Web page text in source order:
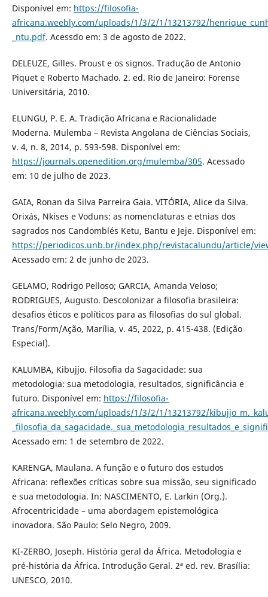
Disponível em: https://filosofia-
africana.weebly.com/uploads/1/3/2/1/13213792/
_ntu.pdf. Acessdo em: 3 de agosto de 2022.
DELEUZE, Gilles. Proust e os signos. Tradução de Antonio
Piquet e Roberto Machado. 2. ed. Rio de Janeiro: Forense
Universitária, 2010.
ELUNGU, P. E. A. Tradição Africana e Racionalidade
Moderna. Mulemba – Revista Angolana de Ciências Sociais,
v. 4, n. 8, 2014, p. 593-598. Disponível em:
https://journals.openedition.org/mulemba/305. Acessado
em: 10 de julho de 2023.
GAIA, Ronan da Silva Parreira Gaia. VITÓRIA, Alice da Silva.
Orixás, Nkises e Voduns: as nomenclaturas e etnias dos
sagrados nos Candomblés Ketu, Bantu e Jeje. Disponível em:
https://periodicos.unb.br/index.php/revistacalundu/article/
Acessado em: 2 de junho de 2023.
GELAMO, Rodrigo Pelloso; GARCIA, Amanda Veloso;
RODRIGUES, Augusto. Descolonizar a filosofia brasileira:
desafios éticos e políticos para as filosofias do sul global.
Trans/Form/Ação, Marília, v. 45, 2022, p. 415-438. (Edição
Especial).
KALUMBA, Kibujjo. Filosofia da Sagacidade: sua
metodologia: sua metodologia, resultados, significância e
futuro. Disponível em: https://filosofia-
africana.weebly.com/uploads/1/3/2/1/13213792/
Acessado em: 1 de setembro de 2022.
KARENGA, Maulana. A função e o futuro dos estudos
Africana: reflexões críticas sobre sua missão, seu significado
e sua metodologia. In: NASCIMENTO, E. Larkin (Org.).
Afrocentricidade – uma abordagem epistemológica
inovadora. São Paulo: Selo Negro, 2009.
KI-ZERBO, Joseph. História geral da África. Metodologia e
pré-história da África. Introdução Geral. 2ª ed. rev. Brasília:
UNESCO, 2010.